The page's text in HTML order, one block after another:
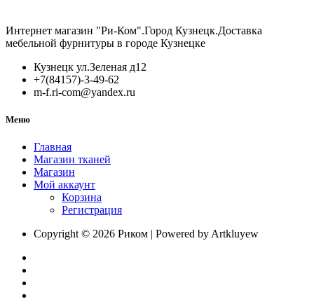
40кг
Интернет магазин "Ри-Ком".Город Кузнецк.Доставка
мебельной фурнитуры в городе Кузнецке
Кузнецк ул.Зеленая д12
+7(84157)-3-49-62
m-f.ri-com@yandex.ru
Меню
Главная
Магазин тканей
Магазин
Мой аккаунт
Корзина
Регистрация
Copyright © 2026 Риком | Powered by Artkluyew